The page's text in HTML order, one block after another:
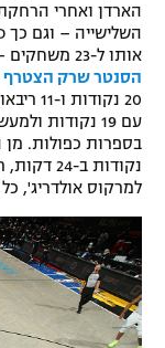
הארדן ואחרי הרחקת
אותו ל-23 משחקים – ומשם זו הייתה הצגה של אנדרה דראמונד.
הסנטר שרק הצטרף
20
למרקוס אולדריג', כל השאר